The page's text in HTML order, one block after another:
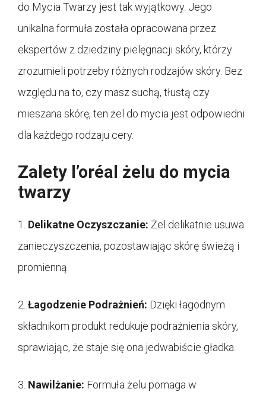
do Mycia Twarzy jest tak wyjątkowy. Jego
unikalna formuła została opracowana przez
ekspertów z dziedziny pielęgnacji skóry, którzy
zrozumieli potrzeby różnych rodzajów skóry. Bez
względu na to, czy masz suchą, tłustą czy
mieszana skórę, ten żel do mycia jest odpowiedni
dla każdego rodzaju cery.
Zalety l’oréal żelu do mycia
twarzy
1. Delikatne Oczyszczanie: Żel delikatnie usuwa
zanieczyszczenia, pozostawiając skórę świeżą i
promienną.
2. Łagodzenie Podrażnień: Dzięki łagodnym
składnikom produkt redukuje podrażnienia skóry,
sprawiając, że staje się ona jedwabiście gładka.
3. Nawilżanie: Formuła żelu pomaga w